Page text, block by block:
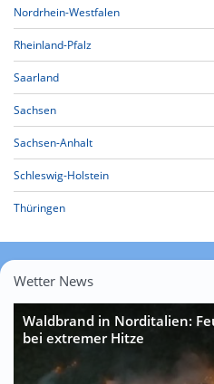
Nordrhein-Westfalen
Rheinland-Pfalz
Saarland
Sachsen
Sachsen-Anhalt
Schleswig-Holstein
Thüringen
Wetter News
Waldbrand in Norditalien:
bei extremer Hitze